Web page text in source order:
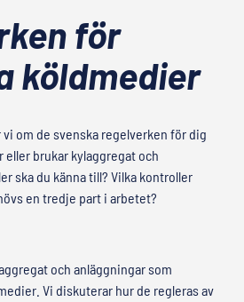
för
köldmedier
om de svenska regelverken för dig
brukar kylaggregat och
ska du känna till? Vilka kontroller
en tredje part i arbetet?
och anläggningar som
Vi diskuterar hur de regleras av